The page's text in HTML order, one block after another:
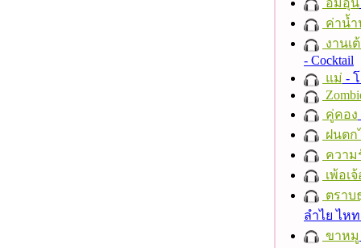
อิ่มอุ่น
ค่าน้
งานเ
- Cocktail
แม่ -
คู่คอง
ฝนตก
ความ
เพ้อเ
ตราบ
ลำไย ไห
ขาหมู